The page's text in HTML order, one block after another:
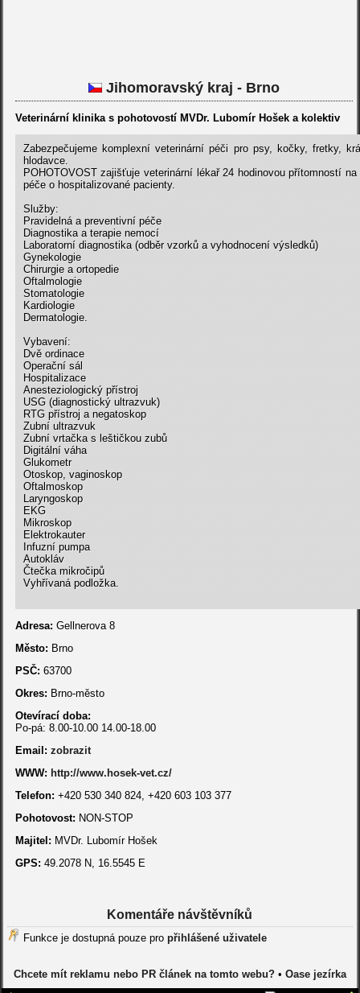
Jihomoravský kraj - Brno
Veterinární klinika s pohotovostí MVDr. Lubomír Hošek a kolektiv
Zabezpečujeme komplexní veterinární péči pro psy, kočky, fretky,
hlodavce.
POHOTOVOST zajišťuje veterinární lékař 24 hodinovou přítomností
péče o hospitalizované pacienty.
Služby:
Pravidelná a preventivní péče
Diagnostika a terapie nemocí
Laboratorní diagnostika (odběr vzorků a vyhodnocení výsledků)
Gynekologie
Chirurgie a ortopedie
Oftalmologie
Stomatologie
Kardiologie
Dermatologie.
Vybavení:
Dvě ordinace
Operační sál
Hospitalizace
Anesteziologický přístroj
USG (diagnostický ultrazvuk)
RTG přístroj a negatoskop
Zubní ultrazvuk
Zubní vrtačka s leštičkou zubů
Digitální váha
Glukometr
Otoskop, vaginoskop
Oftalmoskop
Laryngoskop
EKG
Mikroskop
Elektrokauter
Infuzní pumpa
Autokláv
Čtečka mikročipů
Vyhřívaná podložka.
Adresa: Gellnerova 8
Město: Brno
PSČ: 63700
Okres: Brno-město
Otevírací doba:
Po-pá: 8.00-10.00 14.00-18.00
Email: zobrazit
WWW: http://www.hosek-vet.cz/
Telefon: +420 530 340 824, +420 603 103 377
Pohotovost: NON-STOP
Majitel: MVDr. Lubomír Hošek
GPS: 49.2078 N, 16.5545 E
Komentáře návštěvníků
Funkce je dostupná pouze pro přihlášené uživatele
Chcete mít reklamu nebo PR článek na tomto webu?• Oase jezírka